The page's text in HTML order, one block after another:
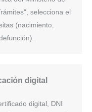
selecciona el
(nacimiento,
digital
digital, DNI